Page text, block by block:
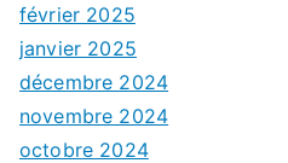
février 2025
janvier 2025
décembre 2024
novembre 2024
octobre 2024